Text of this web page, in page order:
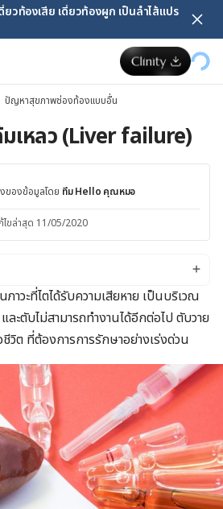
ยวท้องเสีย เดี๋ยวท้องผูก เป็นลำไส้แปร
ปัญหาสุขภาพช่องท้องแบบอื่น
เหลว (Liver failure)
ของข้อมูลโดย ทีม Hello คุณหมอ
ไขล่าสุด 11/05/2020
ค
าวะที่ไตได้รับความเสียหาย เป็นบริเวณ
ละตับไม่สามารถทำงานได้อีกต่อไป ตับวาย
วิต ที่ต้องการการรักษาอย่างเร่งด่วน